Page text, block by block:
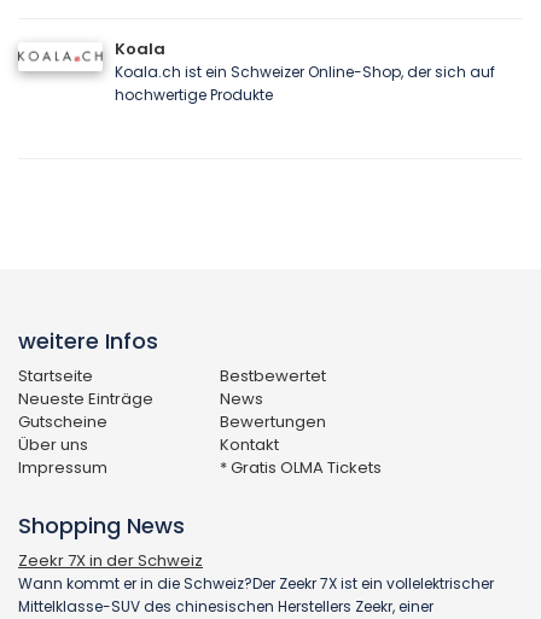
Koala
Koala.ch ist ein Schweizer Online-Shop, der sich auf
hochwertige Produkte
weitere Infos
Startseite
Bestbewertet
Neueste Einträge
News
Gutscheine
Bewertungen
Über uns
Kontakt
Impressum
* Gratis OLMA Tickets
Shopping News
Zeekr 7X in der Schweiz
Wann kommt er in die Schweiz?Der Zeekr 7X ist ein vollelektrischer
Mittelklasse-SUV des chinesischen Herstellers Zeekr, einer